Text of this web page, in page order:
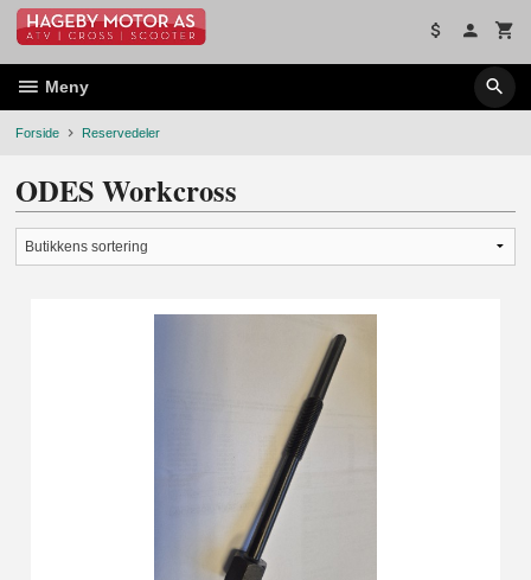
Gå
innholdet
Meny
Forside Reservedeler
ODES Workcross